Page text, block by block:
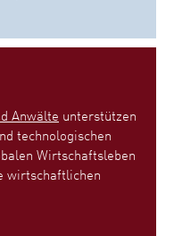
Anwälte unterstützen
technologischen
Wirtschaftsleben
wirtschaftlichen